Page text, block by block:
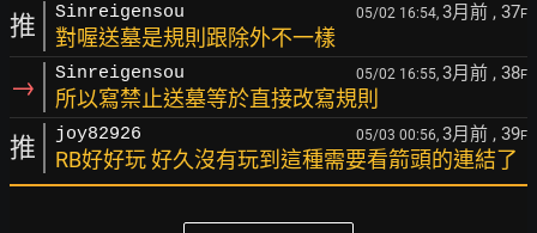
推 Sinreigensou 05/02 16:54, 3月前 , 37F
對喔送墓是規則跟除外不一樣
→ Sinreigensou 05/02 16:55, 3月前 , 38F
所以寫禁止送墓等於直接改寫規則
推 joy82926 05/03 00:56, 3月前 , 39F
RB好好玩 好久沒有玩到這種需要看箭頭的連結了